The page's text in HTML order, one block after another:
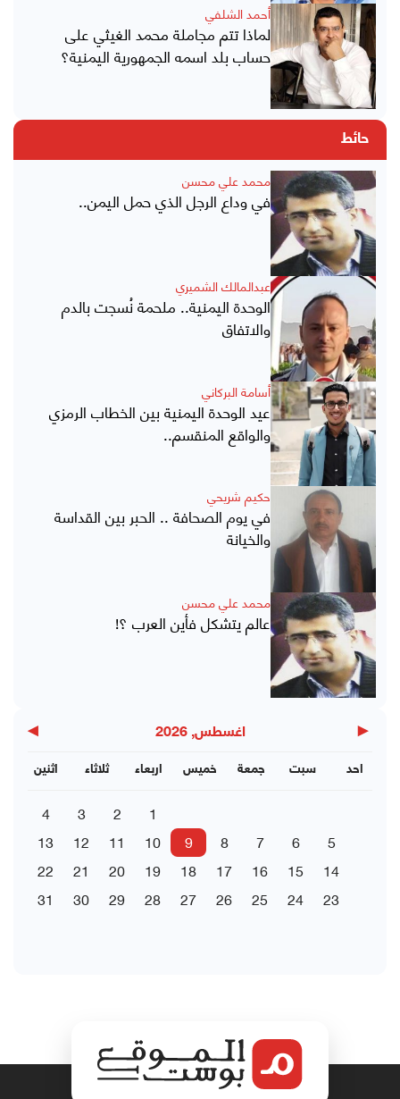
أحمد الشلفي
لماذا تتم مجاملة محمد الغيثي على
حساب بلد اسمه الجمهورية اليمنية؟
حائط
محمد علي محسن
في وداع الرجل الذي حمل اليمن..
عبدالمالك الشميري
الوحدة اليمنية.. ملحمة نُسجت بالدم
والاتفاق
أسامة البركاني
عيد الوحدة اليمنية بين الخطاب الرمزي
والواقع المنقسم..
حكيم شريحي
في يوم الصحافة .. الحبر بين القداسة
والخيانة
محمد علي محسن
عالم يتشكل فأين العرب ؟!
◀ اغسطس, 2026 ▶
اثنين ثلاثاء اربعاء خميس جمعة سبت احد
1
2
3
4
5
6
7
8
9
10
11
12
13
14
15
16
17
18
19
20
21
22
23
24
25
26
27
28
29
30
31